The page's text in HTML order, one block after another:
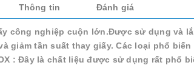
Thông tin Đánh giá
công nghiệp cuộn lớn.Được sử dụng và
giảm tần suất thay giấy. Các loại phổ
: Đây là chất liệu được sử dụng rất phổ